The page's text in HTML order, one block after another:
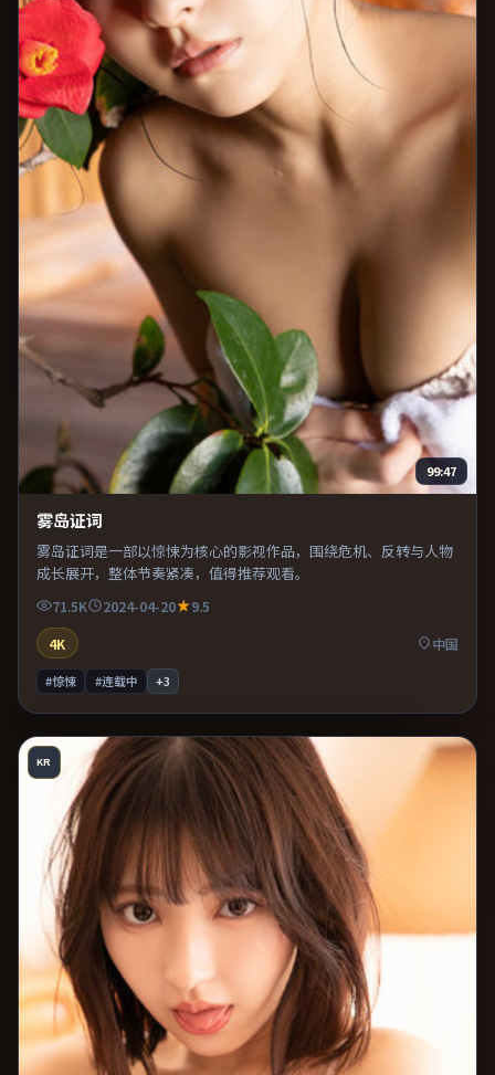
99:47
雾岛证词
雾岛证词是一部以惊悚为核心的影视作品，围绕危机、反转与人物
成长展开，整体节奏紧凑，值得推荐观看。
71.5K 2024-04-20
9.5
4K
中国
#惊悚 #连载中 +3
KR